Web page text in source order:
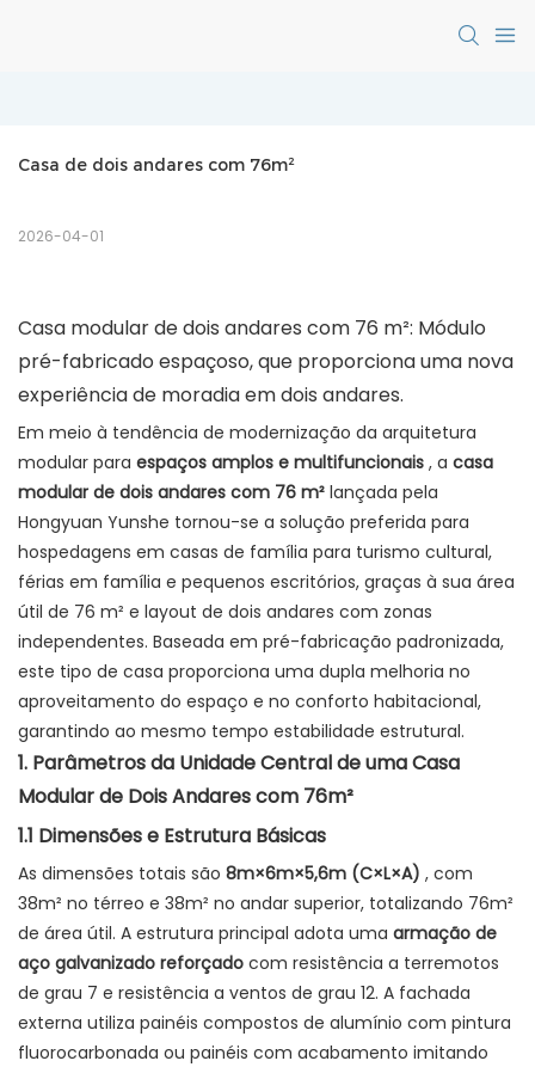
Casa de dois andares com 76m²
2026-04-01
Casa modular de dois andares com 76 m²: Módulo
pré-fabricado espaçoso, que proporciona uma nova
experiência de moradia em dois andares.
Em meio à tendência de modernização da arquitetura
modular para espaços amplos e multifuncionais , a casa
modular de dois andares com 76 m² lançada pela
Hongyuan Yunshe tornou-se a solução preferida para
hospedagens em casas de família para turismo cultural,
férias em família e pequenos escritórios, graças à sua área
útil de 76 m² e layout de dois andares com zonas
independentes. Baseada em pré-fabricação padronizada,
este tipo de casa proporciona uma dupla melhoria no
aproveitamento do espaço e no conforto habitacional,
garantindo ao mesmo tempo estabilidade estrutural.
1. Parâmetros da Unidade Central de uma Casa
Modular de Dois Andares com 76m²
1.1 Dimensões e Estrutura Básicas
As dimensões totais são 8m×6m×5,6m (C×L×A) , com
38m² no térreo e 38m² no andar superior, totalizando 76m²
de área útil. A estrutura principal adota uma armação de
aço galvanizado reforçado com resistência a terremotos
de grau 7 e resistência a ventos de grau 12. A fachada
externa utiliza painéis compostos de alumínio com pintura
fluorocarbonada ou painéis com acabamento imitando